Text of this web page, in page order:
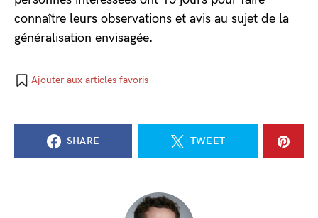
connaître leurs observations et avis au sujet de la
généralisation envisagée.
Ajouter aux articles favoris
SHARE TWEET